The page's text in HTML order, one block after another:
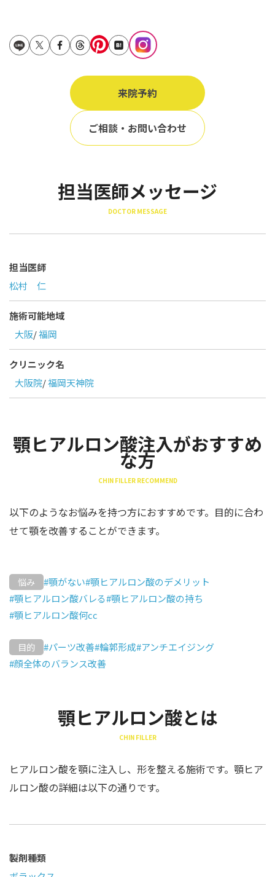
立ち耳
50代
70代
80代
90代
地域から探す
東京
来院予約
ご相談・お問い合わせ
担当医師メッセージ
DOCTOR MESSAGE
担当医師
松村 仁
施術可能地域
大阪/福岡
クリニック名
大阪院/福岡天神院
顎ヒアルロン酸注入がおすすめ
な方
CHIN FILLER RECOMMEND
以下のようなお悩みを持つ方におすすめです。目的に合わ
せて顎を改善することができます。
悩み #顎がない#顎ヒアルロン酸のデメリット
#顎ヒアルロン酸バレる#顎ヒアルロン酸の持ち
#顎ヒアルロン酸何cc
目的 #パーツ改善#輪郭形成#アンチエイジング
#顔全体のバランス改善
顎ヒアルロン酸とは
CHIN FILLER
ヒアルロン酸を顎に注入し、形を整える施術です。顎ヒア
ルロン酸の詳細は以下の通りです。
製剤種類